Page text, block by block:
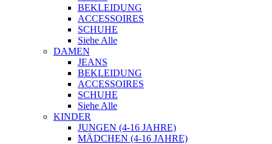
BEKLEIDUNG
ACCESSOIRES
SCHUHE
Siehe Alle
DAMEN
JEANS
BEKLEIDUNG
ACCESSOIRES
SCHUHE
Siehe Alle
KINDER
JUNGEN (4-16 JAHRE)
MÄDCHEN (4-16 JAHRE)